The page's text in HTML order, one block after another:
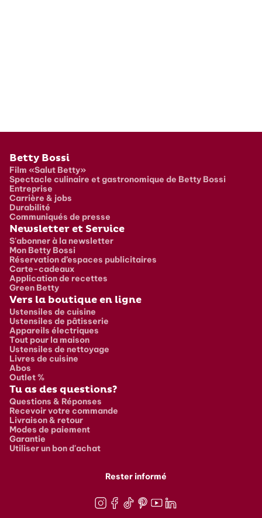
Pied de page
Betty Bossi
Film «Salut Betty»
Spectacle culinaire et gastronomique de Betty Bossi
Entreprise
Carrière & jobs
Durabilité
Communiqués de presse
Newsletter et Service
S'abonner à la newsletter
Mon Betty Bossi
Réservation d’espaces publicitaires
Carte-cadeaux
Application de recettes
Green Betty
Vers la boutique en ligne
Ustensiles de cuisine
Ustensiles de pâtisserie
Appareils électriques
Tout pour la maison
Ustensiles de nettoyage
Livres de cuisine
Abos
Outlet %
Tu as des questions?
Questions & Réponses
Recevoir votre commande
Livraison & retour
Modes de paiement
Garantie
Utiliser un bon d'achat
Rester informé